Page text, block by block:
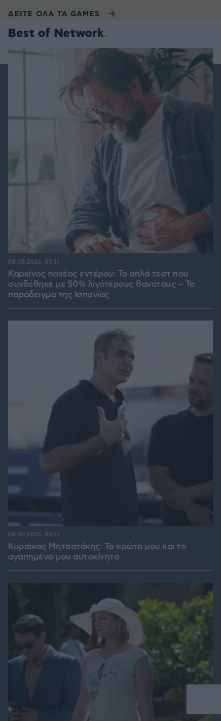
ΔΕΙΤΕ ΟΛΑ ΤΑ GAMES
Best of Network
Καρκίνος παχέος εντέρου: Το απλό τεστ που
συνδέθηκε με 50% λιγότερους θανάτους – Το
παράδειγμα της Ισπανίας
08.08.2026, 09:31
Κυριάκος Μητσοτάκης: Το πρώτο μου και το
αγαπημένο μου αυτοκίνητο
08.08.2026, 09:31